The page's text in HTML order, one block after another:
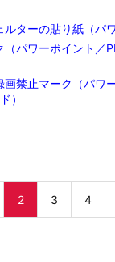
ターの貼り紙（パ
（パワーポイント／
画禁止マーク（パワ
）
2 3 4